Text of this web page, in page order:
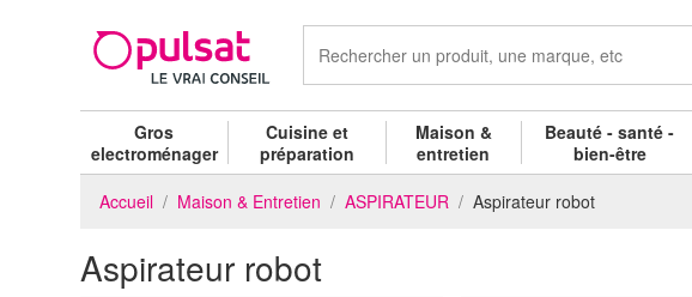
Gros
electroménager
Cuisine et
préparation
Maison &
entretien
Beauté - santé -
bien-être
Accueil Maison & Entretien ASPIRATEUR Aspirateur robot
Aspirateur robot